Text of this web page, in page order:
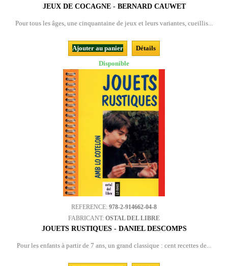
JEUX DE COCAGNE - BERNARD CAUWET
Pour tous les âges, une cinquantaine de jeux et leurs variantes, cueillis...
Ajouter au panier
Détails
Disponible
REFERENCE: 978-2-914662-04-8
FABRICANT: OSTAL DEL LIBRE
JOUETS RUSTIQUES - DANIEL DESCOMPS
Pour les enfants à partir de 7 ans, un grand classique : cent recettes de...